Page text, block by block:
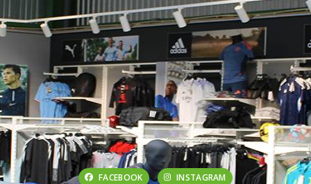
FACEBOOK INSTAGRAM